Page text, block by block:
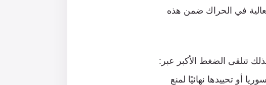
في الحراك ضمن هذه
تتلقى الضغط الأكبر عبر:
أو تحييدها نهائيًا لمنع